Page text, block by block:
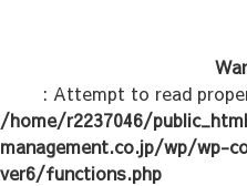
: Attempt to read
/home/r2237046/
management.co.jp/wp/wp-
ver6/functions.php